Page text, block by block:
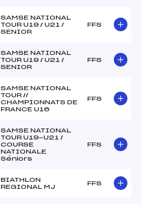
SAMSE NATIONAL
TOUR U19 / U21 /
SENIOR
FFS
SAMSE NATIONAL
TOUR U19 / U21 /
SENIOR
FFS
SAMSE NATIONAL
TOUR //
CHAMPIONNATS DE
FRANCE U16
FFS
SAMSE NATIONAL
TOUR U19-U21 /
COURSE
NATIONALE
Séniors
FFS
BIATHLON
REGIONAL MJ
FFS